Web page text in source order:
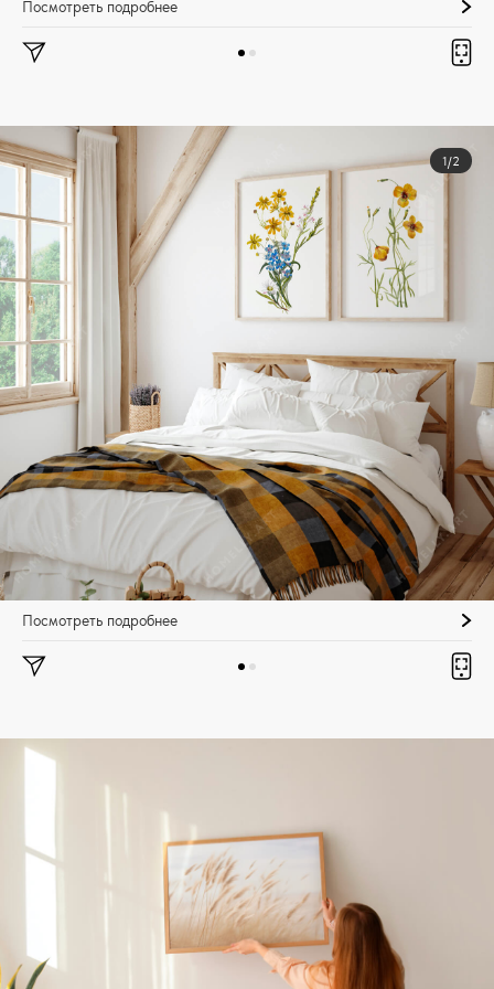
Посмотреть подробнее
1/2
Посмотреть подробнее